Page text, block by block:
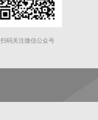
扫码关注微信公众号